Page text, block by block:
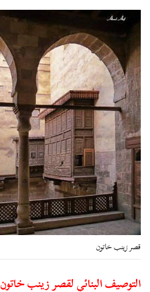
قصر زينب خاتون
التوصيف البنائي لقصر زينب خاتون